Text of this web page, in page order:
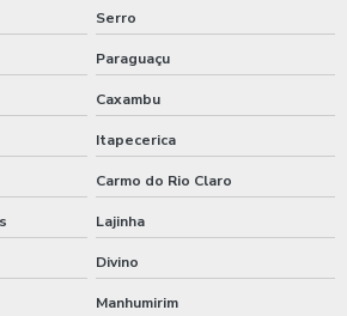
com pix
com pix
com ficha
para quiosque
fichas
Serro
Paraguaçu
Caxambu
Itapecerica
Carmo do Rio Claro
Lajinha
Divino
Manhumirim